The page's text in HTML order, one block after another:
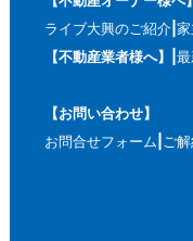
ライブ大興のご紹介
【不動産業者様へ】
【お問い合わせ】
お問合せフォーム ご